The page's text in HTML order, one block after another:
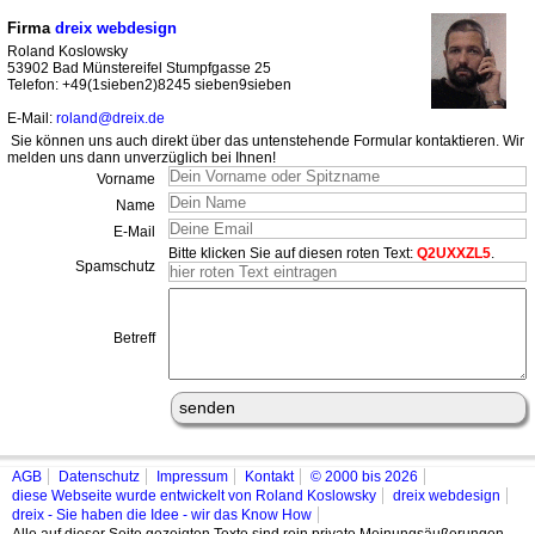
Firma dreix webdesign
Roland Koslowsky
53902 Bad Münstereifel Stumpfgasse 25
Telefon: +49(1sieben2)8245 sieben9sieben
E-Mail: roland@dreix.de
Sie können uns auch direkt über das untenstehende Formular kontaktieren. Wir
melden uns dann unverzüglich bei Ihnen!
Vorname
Name
E-Mail
Spamschutz
Bitte klicken Sie auf diesen roten Text: Q2UXXZL5.
Betreff
AGB Datenschutz Impressum Kontakt
© 2000 bis 2026
diese Webseite wurde entwickelt von Roland Koslowsky
dreix webdesign
dreix - Sie haben die Idee - wir das Know How